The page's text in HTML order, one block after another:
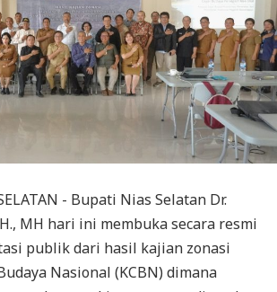
- Bupati Nias Selatan Dr.
MH hari ini membuka secara resmi
publik dari hasil kajian zonasi
Nasional (KCBN) dimana